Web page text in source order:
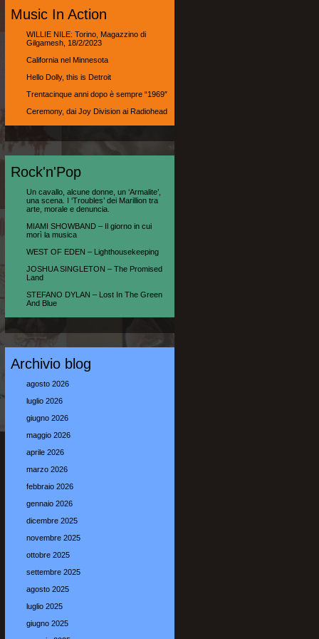
Music In Action
WILLIE NILE: Torino, Magazzino di
Gilgamesh, 18/2/2023
California nel Minnesota
Hello Dolly, this is Detroit
Trentacinque anni dopo è sempre “1969″
Ceremony, dai Joy Division ai Radiohead
Rock'n'Pop
Un cavallo, alcune donne, un ‘Armalite’,
una scena. I ‘Troubles’ dei Marillion tra
arte, morale e denuncia.
MIAMI SHOWBAND – Il giorno in cui
morì la musica
WEST OF EDEN – Lighthousekeeping
JOSHUA SINGLETON – The Promised
Land
STEFANO DYLAN – Lost In The Green
And Blue
Archivio blog
agosto 2026
luglio 2026
giugno 2026
maggio 2026
aprile 2026
marzo 2026
febbraio 2026
gennaio 2026
dicembre 2025
novembre 2025
ottobre 2025
settembre 2025
agosto 2025
luglio 2025
giugno 2025